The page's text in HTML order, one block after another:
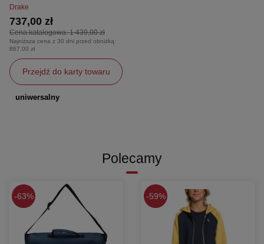
Drake
Cena katalogowa:1 439,00 zł
737,00 zł
Najniższa cena z 30 dni przed obniżką:
867,00 zł
Przejdź do karty towaru
uniwersalny
Polecamy
63% 59%